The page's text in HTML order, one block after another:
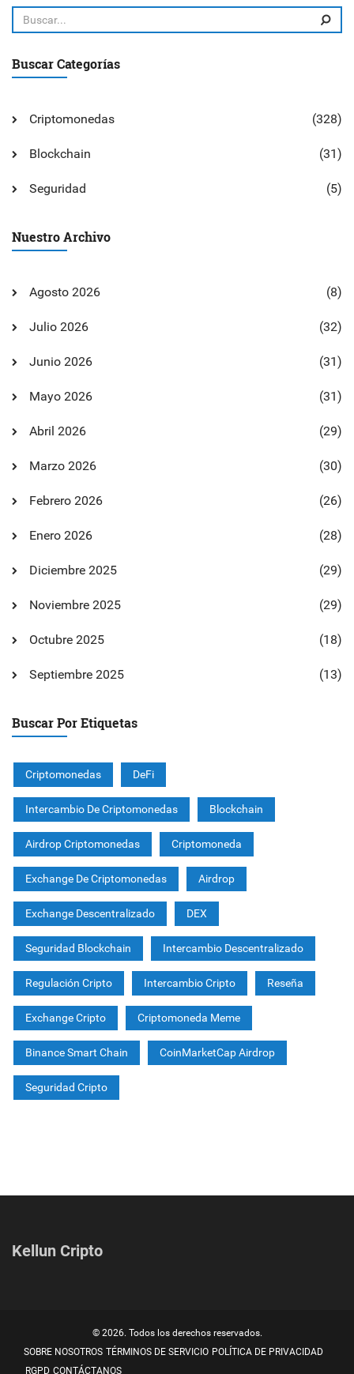
Buscar Categorías
Criptomonedas (328)
Blockchain (31)
Seguridad (5)
Nuestro Archivo
Agosto 2026 (8)
Julio 2026 (32)
Junio 2026 (31)
Mayo 2026 (31)
Abril 2026 (29)
Marzo 2026 (30)
Febrero 2026 (26)
Enero 2026 (28)
Diciembre 2025 (29)
Noviembre 2025 (29)
Octubre 2025 (18)
Septiembre 2025 (13)
Buscar Por Etiquetas
Criptomonedas DeFi
Intercambio De Criptomonedas Blockchain
Airdrop Criptomonedas Criptomoneda
Exchange De Criptomonedas Airdrop
Exchange Descentralizado DEX
Seguridad Blockchain Intercambio Descentralizado
Regulación Cripto Intercambio Cripto Reseña
Exchange Cripto Criptomoneda Meme
Binance Smart Chain CoinMarketCap Airdrop
Seguridad Cripto
Kellun Cripto
© 2026. Todos los derechos reservados.
SOBRE NOSOTROS TÉRMINOS DE SERVICIO POLÍTICA DE PRIVACIDAD
RGPD CONTÁCTANOS